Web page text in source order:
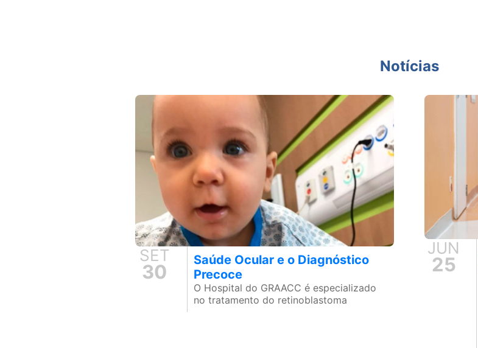
Notícias
SET
30
Saúde Ocular e o Diagnóstico
Precoce
O Hospital do GRAACC é especializado
no tratamento do retinoblastoma
JUN
25